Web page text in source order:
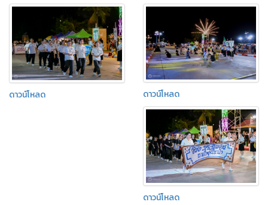
ดาวน์โหลด ดาวน์โหลด
ดาวน์โหลด